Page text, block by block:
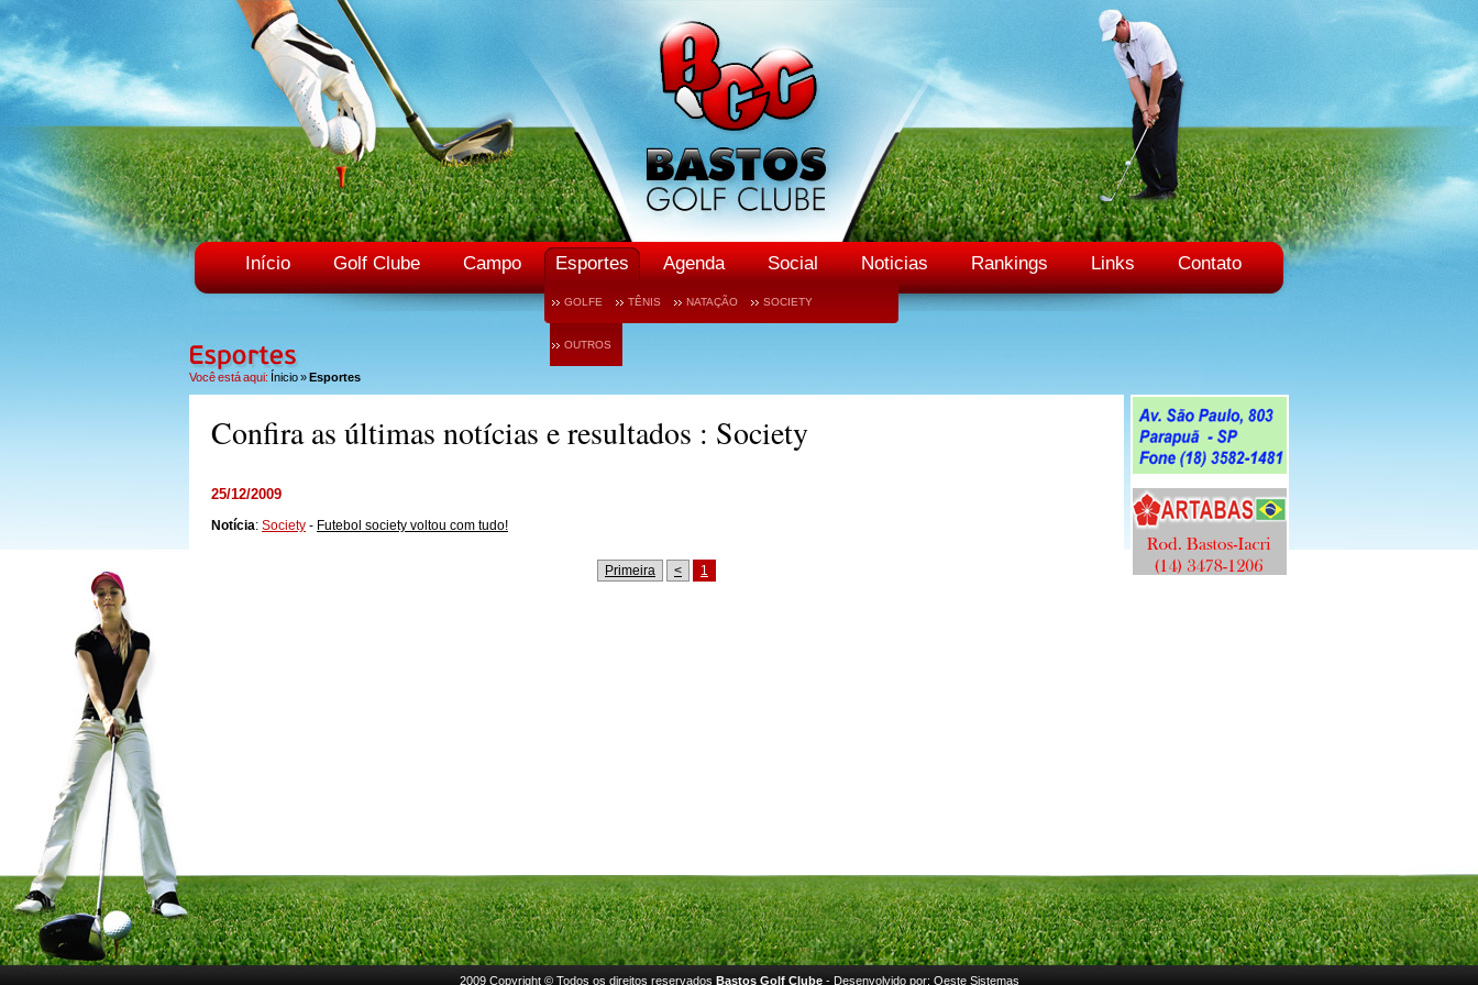
Início Golf Clube Campo Esportes
GOLFE TÊNIS NATAÇÃO SOCIETY
OUTROS
Agenda Social Noticias Rankings Links Contato
Você está aqui: Ínicio»Esportes
Confira as últimas notícias e resultados : Society
25/12/2009
Notícia: Society - Futebol society voltou com tudo!
Primeira < 1
2009 Copyright © Todos os direitos reservados Bastos Golf Clube- Desenvolvido por: Oeste Sistemas